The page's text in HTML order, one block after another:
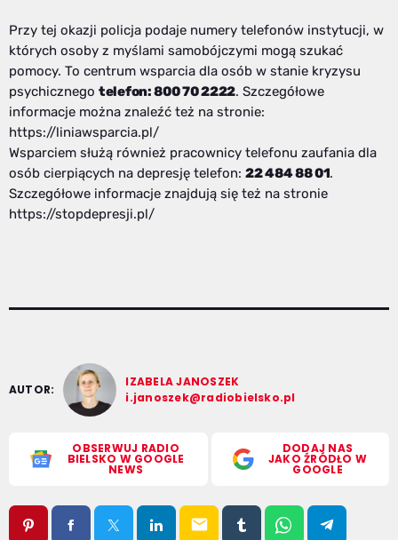
Przy tej okazji policja podaje numery telefonów instytucji, w
których osoby z myślami samobójczymi mogą szukać
pomocy. To centrum wsparcia dla osób w stanie kryzysu
psychicznego telefon: 800 70 2222. Szczegółowe
informacje można znaleźć też na stronie:
https://liniawsparcia.pl/
Wsparciem służą również pracownicy telefonu zaufania dla
osób cierpiących na depresję telefon: 22 484 88 01.
Szczegółowe informacje znajdują się też na stronie
https://stopdepresji.pl/
AUTOR:
IZABELA JANOSZEK
i.janoszek@radiobielsko.pl
OBSERWUJ RADIO
BIELSKO W GOOGLE
NEWS
DODAJ NAS
JAKO ŹRÓDŁO W
GOOGLE
email